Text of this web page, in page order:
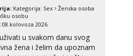
min
Kategorija: Sex
Ženska osoba
osobu
08.kolovoza 2026.
u svakom danu svog
žena i želim da upoznam